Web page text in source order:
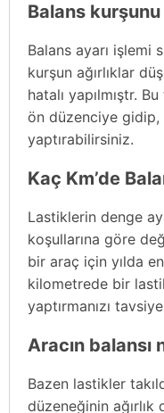
Balans
Balans ayarı işlemi
kurşun ağırlıklar
hatalı yapılmıştr.
ön düzenciye gidip,
yaptırabilirsiniz.
Kaç Km’de
Lastiklerin denge
koşullarına göre
bir araç için yılda
kilometrede bir
yaptırmanızı
Aracın balansı
Bazen lastikler
düzeneğinin ağırlık